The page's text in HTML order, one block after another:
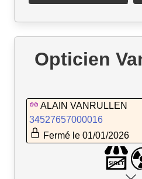
Opticien
ALAIN VANRULLEN
34527657000016
Fermé le 01/01/2026